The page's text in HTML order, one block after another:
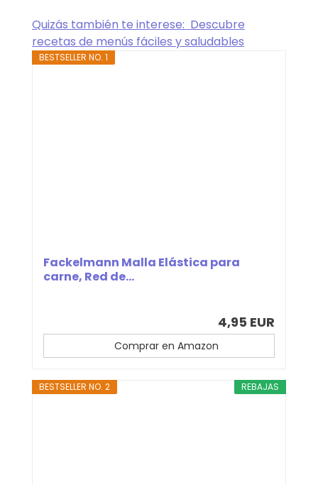
Quizás también te interese: Descubre
recetas de menús fáciles y saludables
BESTSELLER NO. 1
Fackelmann Malla Elástica para
carne, Red de...
4,95 EUR
Comprar en Amazon
REBAJAS
BESTSELLER NO. 2